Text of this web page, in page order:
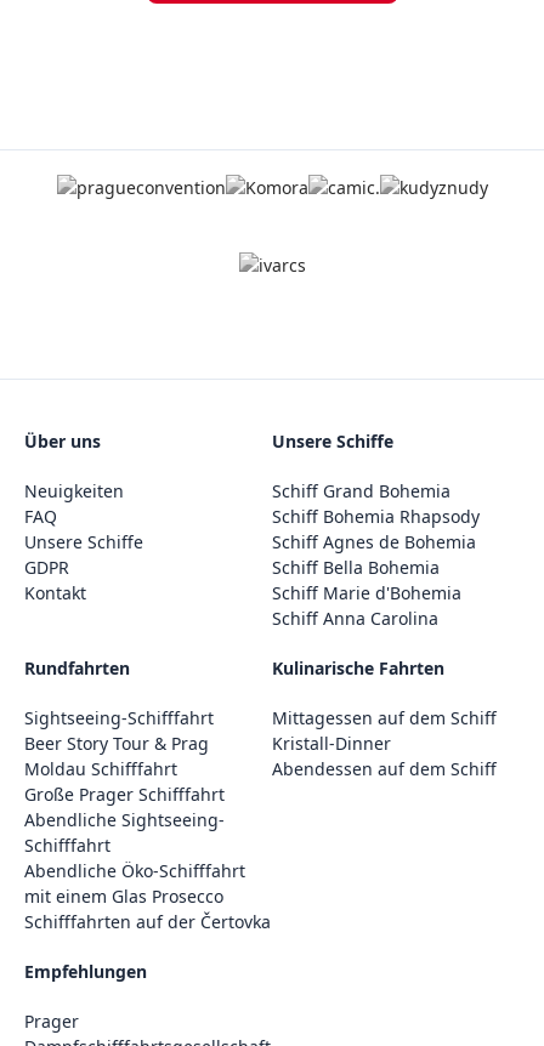
Über uns
Neuigkeiten
FAQ
Unsere Schiffe
GDPR
Kontakt
Unsere Schiffe
Schiff Grand Bohemia
Schiff Bohemia Rhapsody
Schiff Agnes de Bohemia
Schiff Bella Bohemia
Schiff Marie d'Bohemia
Schiff Anna Carolina
Rundfahrten
Sightseeing-Schifffahrt
Beer Story Tour & Prag
Moldau Schifffahrt
Große Prager Schifffahrt
Abendliche Sightseeing-
Schifffahrt
Abendliche Öko-Schifffahrt
mit einem Glas Prosecco
Schifffahrten auf der Čertovka
Kulinarische Fahrten
Mittagessen auf dem Schiff
Kristall-Dinner
Abendessen auf dem Schiff
Empfehlungen
Prager